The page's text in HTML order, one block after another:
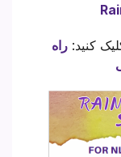
کنید:راه